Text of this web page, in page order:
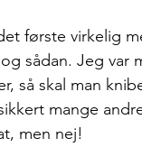
første virkelig
sådan. Jeg var
så skal man
mange
men nej!